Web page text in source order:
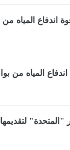
المياه من